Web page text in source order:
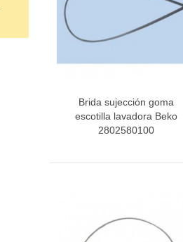
Vista rápida
Brida sujección goma
escotilla lavadora Beko
2802580100